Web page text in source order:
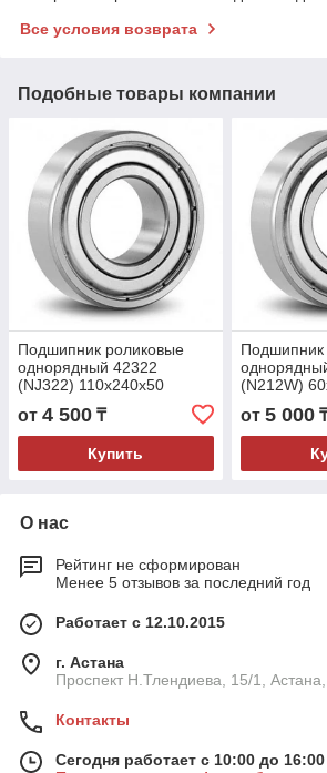
Все условия возврата
Подобные товары компании
Подшипник роликовые
однорядный 42322
(NJ322) 110x240x50
от 4 500 ₸
Купить
Подшипник
(N212W)
от 5 000
О нас
Рейтинг не сформирован
Менее 5 отзывов за последний год
Работает с 12.10.2015
г. Астана
Проспект Н.Тлендиева, 15/1, Астана,
Контакты
Сегодня работает с 10:00 до 16:00